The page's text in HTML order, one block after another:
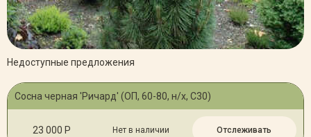
Недоступные предложения
Сосна черная 'Ричард' (ОП, 60-80, н/х, С30)
23 000 Р Нет в наличии Отслеживать